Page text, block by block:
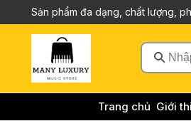
Sản phẩm đa dạng, chất lượng,
Trang chủ Giới